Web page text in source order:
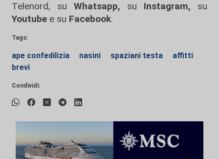
Telenord, su
Whatsapp, su Instagram, su
Youtube e su Facebook.
Tags:
ape confedilizia nasini spaziani testa
affitti
brevi
Condividi: